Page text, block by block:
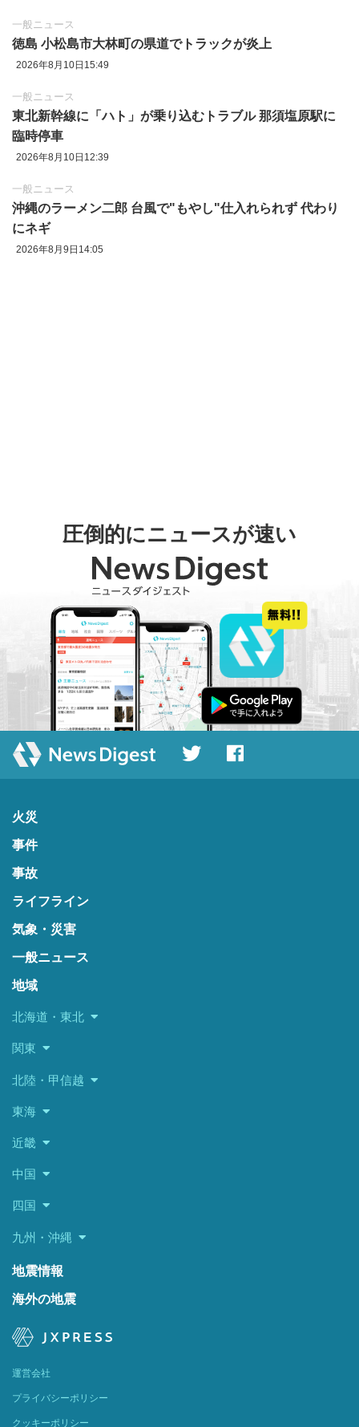
一般ニュース
徳島 小松島市大林町の県道でトラックが炎上
2026年8月10日15:49
一般ニュース
東北新幹線に「ハト」が乗り込むトラブル 那須塩原駅に
臨時停車
2026年8月10日12:39
一般ニュース
沖縄のラーメン二郎 台風で"もやし"仕入れられず 代わり
にネギ
2026年8月9日14:05
圧倒的にニュースが速い
火災
事件
事故
ライフライン
気象・災害
一般ニュース
地域
北海道・東北
関東
北陸・甲信越
東海
近畿
中国
四国
九州・沖縄
地震情報
海外の地震
運営会社
プライバシーポリシー
クッキーポリシー